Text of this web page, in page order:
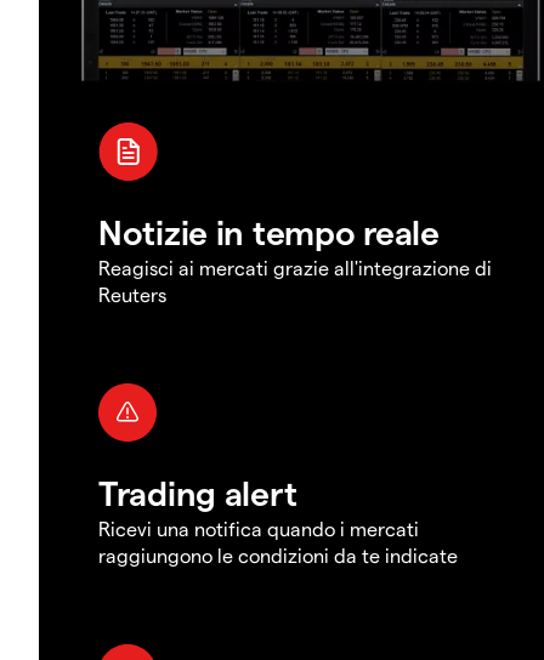
Notizie in tempo reale
Reagisci ai mercati grazie all'integrazione di
Reuters
Trading alert
Ricevi una notifica quando i mercati
raggiungono le condizioni da te indicate